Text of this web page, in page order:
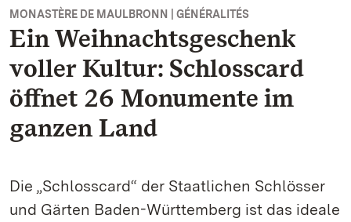
MONASTÈRE DE MAULBRONN | GÉNÉRALITÉS
Ein Weihnachtsgeschenk
voller Kultur: Schlosscard
öffnet 26 Monumente im
ganzen Land
Die „Schlosscard“ der Staatlichen Schlösser
und Gärten Baden-Württemberg ist das ideale